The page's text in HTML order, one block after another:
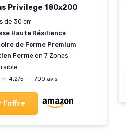
Privilege 180x200
de 30 cm
Haute Résilience
de Forme Premium
Ferme en 7 Zones
4,2/5 — 700 avis
l'offre